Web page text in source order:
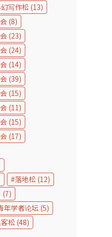
写作松 (13)
(8)
(23)
(24)
(14)
(39)
(15)
(11)
(15)
(17)
落地松 (12)
(7)
年学者论坛 (5)
松 (48)